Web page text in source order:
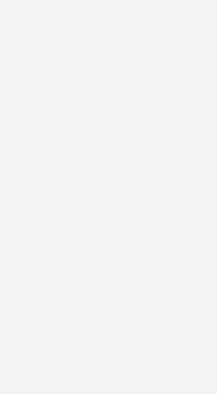
in Berlin will die Einspeisevergütung für
und gefährdet damit die junge
über Deckelung des Zubaus verunsichern die
Investoren ab. So erwartet Holger Rubel,
Boston Consulting Group (BCG), „dass der
ein Drittel im kommenden Jahr schrumpfen
2010 gegenüber dem Handelsblatt sagte.
deutschen Solarhersteller auch 2011 ihre
heißt es beim BSW-Solar. Außerdem will
in Forschung und Entwicklung
zu halten und Solarstrom
können. Josef Wrobel, Vorstandsmitglied bei
diese Strategie: „Auch im neuen Jahr werden
weiter ausbauen, wenn auch verhalten und
Q-Cells will seinen Personalbestand
„Natürlich ist unser Personalbedarf in den
der Branchen- und Geschäftsentwicklung
Wallgren, oberster Personalchef bei dem
„Kurz- und mittelfristig arbeiten wir daran,
zu etablieren, die einen direkten Zugang zu
sicherstellen. Langfristig werden wir
und die Kommunikation unserer